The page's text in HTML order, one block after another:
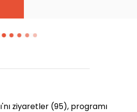
ziyaretler (95), programı